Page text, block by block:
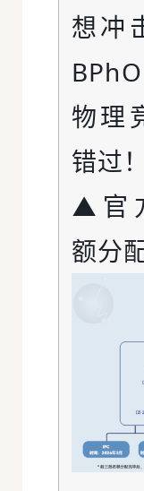
想冲
物理
错过！
▲官
额分